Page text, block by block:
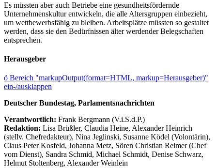
Es müssten aber auch Betriebe eine gesundheitsfördernde
Unternehmenskultur entwickeln, die alle Altersgruppen einbezieht,
um wettbewerbsfähig zu bleiben. Arbeitsplätze müssten so gestaltet
werden, dass sie den Bedürfnissen älter werdender Belegschaften
entsprechen.
Herausgeber
ö Bereich "markupOutput(format=HTML, markup=Herausgeber)"
ein-/ausklappen
Deutscher Bundestag, Parlamentsnachrichten
Verantwortlich: Frank Bergmann (V.i.S.d.P.)
Redaktion: Lisa Brüßler, Claudia Heine, Alexander Heinrich
(stellv. Chefredakteur), Nina Jeglinski, Susanne Ködel (Volontärin),
Claus Peter Kosfeld, Johanna Metz, Sören Christian Reimer (Chef
vom Dienst), Sandra Schmid, Michael Schmidt, Denise Schwarz,
Helmut Stoltenberg, Alexander Weinlein